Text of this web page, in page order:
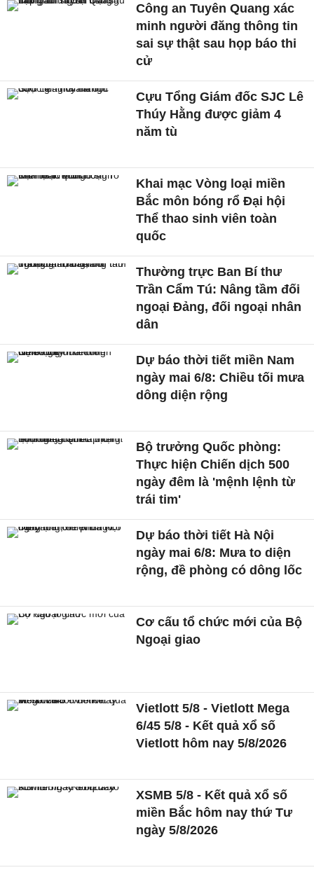
Công an Tuyên Quang xác
minh người đăng thông tin
sai sự thật sau họp báo thi
cử
Cựu Tổng Giám đốc SJC Lê
Thúy Hằng được giảm 4
năm tù
Khai mạc Vòng loại miền
Bắc môn bóng rổ Đại hội
Thể thao sinh viên toàn
quốc
Thường trực Ban Bí thư
Trần Cẩm Tú: Nâng tầm đối
ngoại Đảng, đối ngoại nhân
dân
Dự báo thời tiết miền Nam
ngày mai 6/8: Chiều tối mưa
dông diện rộng
Bộ trưởng Quốc phòng:
Thực hiện Chiến dịch 500
ngày đêm là 'mệnh lệnh từ
trái tim'
Dự báo thời tiết Hà Nội
ngày mai 6/8: Mưa to diện
rộng, đề phòng có dông lốc
Cơ cấu tổ chức mới của Bộ
Ngoại giao
Vietlott 5/8 - Vietlott Mega
6/45 5/8 - Kết quả xổ số
Vietlott hôm nay 5/8/2026
XSMB 5/8 - Kết quả xổ số
miền Bắc hôm nay thứ Tư
ngày 5/8/2026